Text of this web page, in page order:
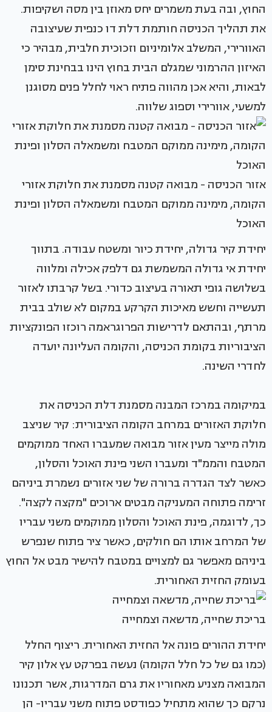
החוץ, ובה בעת משמרים יחס מאוזן בין מסה ושקיפות.
את תהליך הכניסה חותמת דלת דו כנפית שעיצובה
האוורירי, המשלב אלומיניום וזכוכית חלבית, מבהיר כי
האיזון ההרמוני שמגלם הבית בחוץ הינו בבחינת סימן
לבאות, והיא אכן מהווה פתיח ראוי לחלל פנים מסוגנן
למשעי, אוורירי וספוג שלווה.
אזור הכניסה - מבואה קטנה מסמנת את חלוקת אזורי
הקומה, מימינה ממוקם המטבח ומשמאלה הסלון ופינת
האוכל
יחידת קיר גדולה, יחידת כיור ומשטח עבודה. בתווך
יחידת אי גדולה המשמשת גם דלפק אכילה ומלווה
בשלושה גופי תאורה בעיצוב כדורי. בשל קרבתו לאזור
תעשייה וחשש מאיכות הקרקע במקום לא שולב בבית
מרתף, ובהתאם לדרישות הפרוגראמה רוכזו הפונקציות
הציבוריות בקומת הכניסה, והקומה העליונה יועדה
לחדרי השינה.
במיקומה במרכז המבנה מסמנת דלת הכניסה את
חלוקת האזורים במרחב הקומה הציבורית: קיר שניצב
מולה מייצר מעין אזור מבואה שמעברו האחד ממוקמים
המטבח והממ"ד ומעברו השני פינת האוכל והסלון,
כאשר לצד הגדרה ברורה של שני אזורים נשמרת ביניהם
זרימה פתוחה המעניקה מבטים ארוכים "מקצה לקצה".
כך, לדוגמה, פינת האוכל והסלון ממוקמים משני עבריו
של המרחב אותו הם חולקים, כאשר ציר פתוח שנפרש
ביניהם מאפשר גם למצויים במטבח להישיר מבט אל החוץ
בעומק החזית האחורית.
בריכת שחייה, מדשאה וצמחייה
יחידת ההורים פונה אל החזית האחורית. ריצוף החלל
(כמו גם של כל חלל הקומה) נעשה בפרקט עץ אלון קיר
המבואה מצניע מאחוריו את גרם המדרגות, אשר תכנונו
נרקם כך שהוא מתחיל כפודסט פתוח משני עבריו- הן